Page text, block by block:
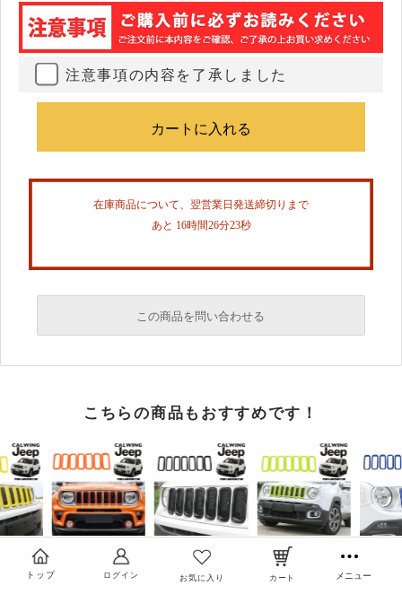
注意事項の内容を了承しました
在庫商品について、翌営業日発送締切りまで
あと 16時間26分23秒
この商品を問い合わせる
必須
こちらの商品もおすすめです！
トップ ログイン お気に入り カート メニュー